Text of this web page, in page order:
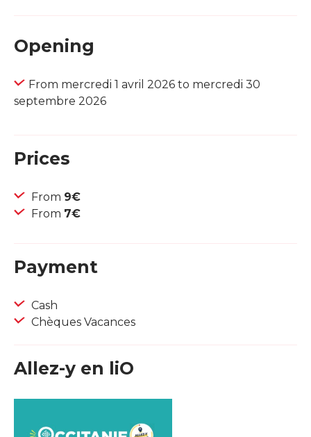
Opening
From mercredi 1 avril 2026 to mercredi 30
septembre 2026
Prices
From 9€
From 7€
Payment
Cash
Chèques Vacances
Allez-y en liO